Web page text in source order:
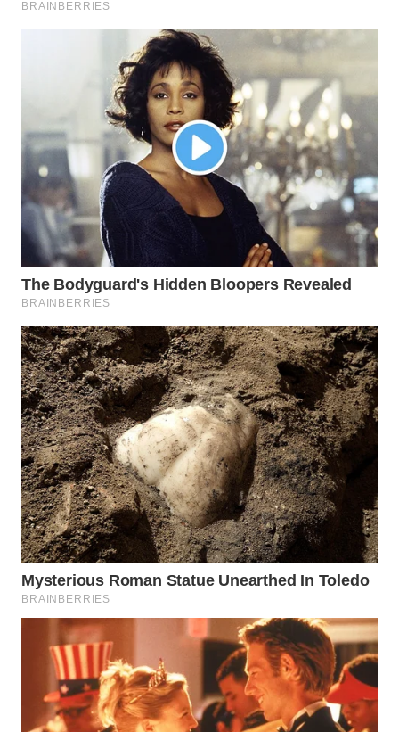
WAHANA
ADVOKAT
WAHANA
INFRASTRUKTUR
WAHANA
KONSUMEN
WAHANA
LISTRIK
WAHANA
TRAVEL
WAHANA
TV
WAHANANEWS
ID
WAHANANEWS
CO ID
WAHANANEWS
NET